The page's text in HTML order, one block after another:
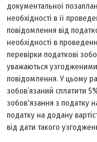
документальної
необхідності в її
повідомлення від
необхідності в
перевірки податкові
уважаються
повідомлення. У цьому
зобов’язаний сплатити
зобов'язання з податку
податку на додану
від дати такого